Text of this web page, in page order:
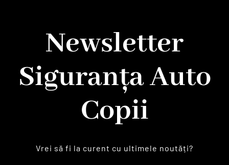
Newsletter
Siguranța Auto
Copii
Vrei să fi la curent cu ultimele noutăți?